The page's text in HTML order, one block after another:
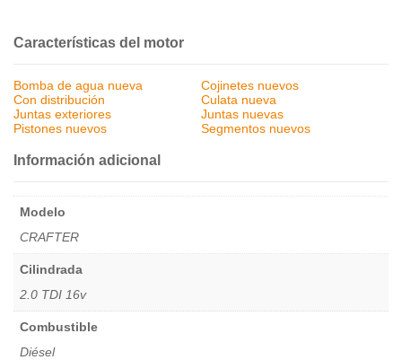
Características del motor
Bomba de agua nueva
Cojinetes nuevos
Con distribución
Culata nueva
Juntas exteriores
Juntas nuevas
Pistones nuevos
Segmentos nuevos
Información adicional
Modelo
CRAFTER
Cilindrada
2.0 TDI 16v
Combustible
Diésel